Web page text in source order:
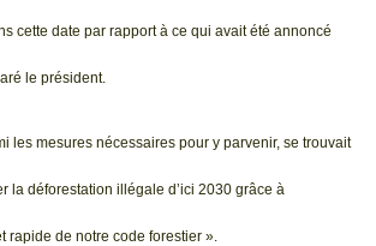
cette date par rapport à ce qui avait été annoncé
le président.
les mesures nécessaires pour y parvenir, se trouvait
la déforestation illégale d’ici 2030 grâce à
rapide de notre code forestier ».